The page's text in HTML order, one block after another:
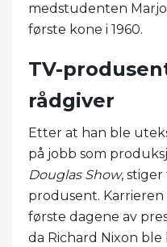
medstudenten
første kone i 1960.
TV-
rådgiver
Etter at han ble
på jobb som
Douglas Show,
produsent. Karrieren
første dagene av
da Richard Nixon